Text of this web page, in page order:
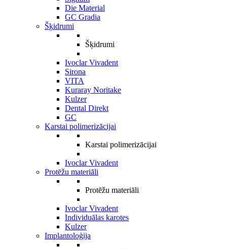
Die Material
GC Gradia
Šķidrumi
Šķidrumi
Ivoclar Vivadent
Sirona
VITA
Kuraray Noritake
Kulzer
Dental Direkt
GC
Karstai polimerizācijai
Karstai polimerizācijai
Ivoclar Vivadent
Protēžu materiāli
Protēžu materiāli
Ivoclar Vivadent
Individuālas karotes
Kulzer
Implantoloģija